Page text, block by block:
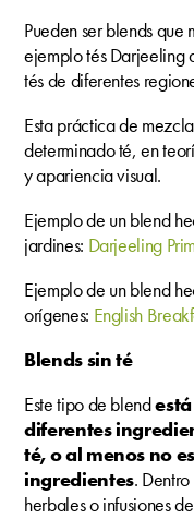
Pueden ser blends que
ejemplo tés Darjeeling
tés de diferentes
Esta práctica de
determinado té, en
y apariencia visual.
Ejemplo de un blend
jardines: Darjeeling
Ejemplo de un blend
orígenes: English
Blends sin té
Este tipo de blend
diferentes
té, o al menos no
ingredientes. Dentro
herbales o infusiones